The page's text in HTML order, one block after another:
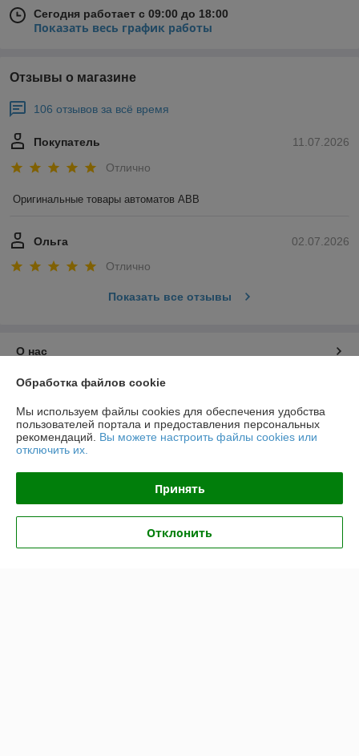
Сегодня работает с 09:00 до 18:00
Показать весь график работы
Отзывы о магазине
106 отзывов за всё время
11.07.2026
Покупатель
Отлично
Оригинальные товары автоматов ABB
02.07.2026
Ольга
Отлично
Показать все отзывы
О нас
Контакты
Доставка и оплата
Полная версия сайта
Политика обработки cookies
Обработка файлов cookie
Мы используем файлы cookies для обеспечения удобства
пользователей портала и предоставления персональных
рекомендаций. Вы можете настроить файлы cookies или
отключить их.
Принять
Отклонить